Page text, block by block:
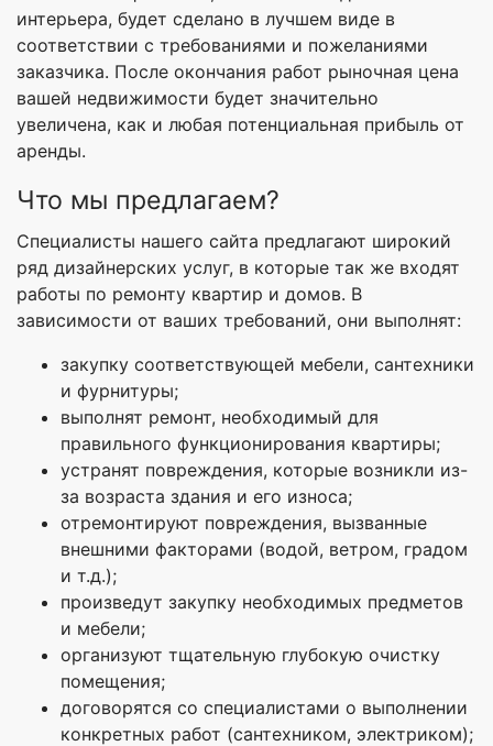
интерьера, будет сделано в лучшем виде в
соответствии с требованиями и пожеланиями
заказчика. После окончания работ рыночная цена
вашей недвижимости будет значительно
увеличена, как и любая потенциальная прибыль от
аренды.
Что мы предлагаем?
Специалисты нашего сайта предлагают широкий
ряд дизайнерских услуг, в которые так же входят
работы по ремонту квартир и домов. В
зависимости от ваших требований, они выполнят:
закупку соответствующей мебели, сантехники
и фурнитуры;
выполнят ремонт, необходимый для
правильного функционирования квартиры;
устранят повреждения, которые возникли из-
за возраста здания и его износа;
отремонтируют повреждения, вызванные
внешними факторами (водой, ветром, градом
и т.д.);
произведут закупку необходимых предметов
и мебели;
организуют тщательную глубокую очистку
помещения;
договорятся со специалистами о выполнении
конкретных работ (сантехником, электриком);